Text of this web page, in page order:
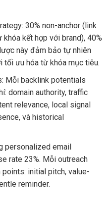
30% non-anchor (link
kết hợp với brand), 40%
này đảm bảo tự nhiên
tối ưu hóa từ khóa mục tiêu.
Mỗi backlink potentials
domain authority, traffic
relevance, local signal
và historical
personalized email
rate 23%. Mỗi outreach
initial pitch, value-
reminder.